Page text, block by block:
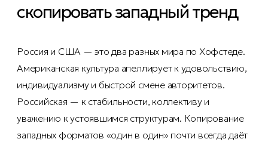
скопировать западный тренд
Россия и США — это два разных мира по Хофстеде.
Американская культура апеллирует к удовольствию,
индивидуализму и быстрой смене авторитетов.
Российская — к стабильности, коллективу и
уважению к устоявшимся структурам. Копирование
западных форматов «один в один» почти всегда даёт